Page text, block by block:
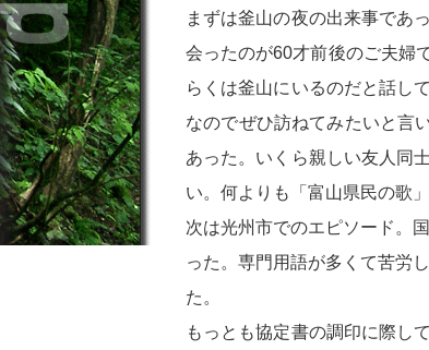
まずは釜山の夜の出来事であ
会ったのが60才前後のご夫婦
らくは釜山にいるのだと話し
なのでぜひ訪ねてみたいと言
あった。いくら親しい友人同
い。何よりも「富山県民の歌
次は光州市でのエピソード。
った。専門用語が多くて苦労
た。
もっとも協定書の調印に際し